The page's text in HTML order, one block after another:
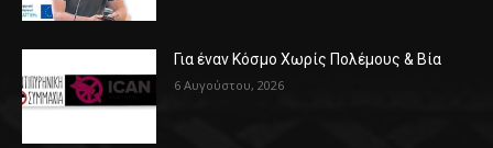
Για έναν Κόσμο Χωρίς Πολέμους & Βία
6 Αυγούστου, 2026